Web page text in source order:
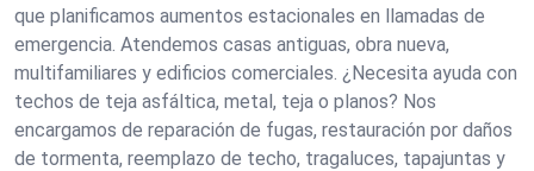
que planificamos aumentos estacionales en llamadas de
emergencia. Atendemos casas antiguas, obra nueva,
multifamiliares y edificios comerciales. ¿Necesita ayuda con
techos de teja asfáltica, metal, teja o planos? Nos
encargamos de reparación de fugas, restauración por daños
de tormenta, reemplazo de techo, tragaluces, tapajuntas y